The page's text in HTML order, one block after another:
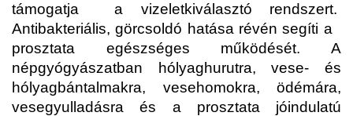
támogatja
a vizeletkiválasztó rendszert.
Antibakteriális, görcsoldó hatása révén segíti a
prosztata egészséges működését. A
népgyógyászatban hólyaghurutra, vese- és
hólyagbántalmakra, vesehomokra, ödémára,
vesegyulladásra és a prosztata jóindulatú